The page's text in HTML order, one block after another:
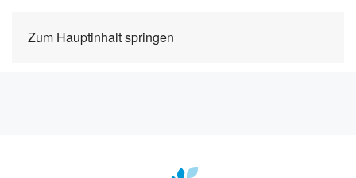
Zum Hauptinhalt springen